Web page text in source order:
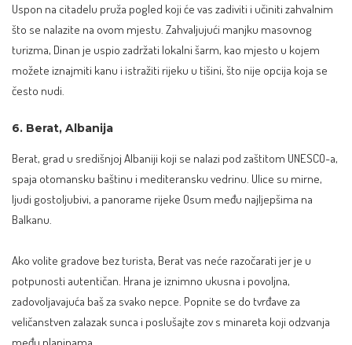
Uspon na citadelu pruža pogled koji će vas zadiviti i učiniti zahvalnim
što se nalazite na ovom mjestu. Zahvaljujući manjku masovnog
turizma, Dinan je uspio zadržati lokalni šarm, kao mjesto u kojem
možete iznajmiti kanu i istražiti rijeku u tišini, što nije opcija koja se
često nudi.
6. Berat, Albanija
Berat, grad u središnjoj Albaniji koji se nalazi pod zaštitom UNESCO-a,
spaja otomansku baštinu i mediteransku vedrinu. Ulice su mirne,
ljudi gostoljubivi, a panorame rijeke Osum među najljepšima na
Balkanu.
Ako volite gradove bez turista, Berat vas neće razočarati jer je u
potpunosti autentičan. Hrana je iznimno ukusna i povoljna,
zadovoljavajuća baš za svako nepce. Popnite se do tvrđave za
veličanstven zalazak sunca i poslušajte zov s minareta koji odzvanja
među planinama.